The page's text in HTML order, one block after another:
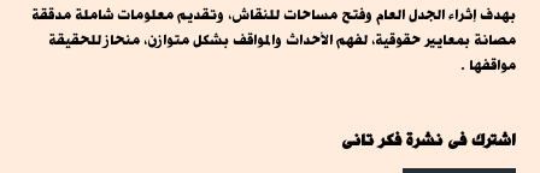
بهدف إثراء الجدل العام وفتح مساحات للنقاش، وتقديم معلومات شاملة مدققة
مصانة بمعايير حقوقية، لفهم الأحداث والمواقف بشكل متوازن، منحاز للحقيقة
مواقفها .
اشترك فى نشرة فكر تانى